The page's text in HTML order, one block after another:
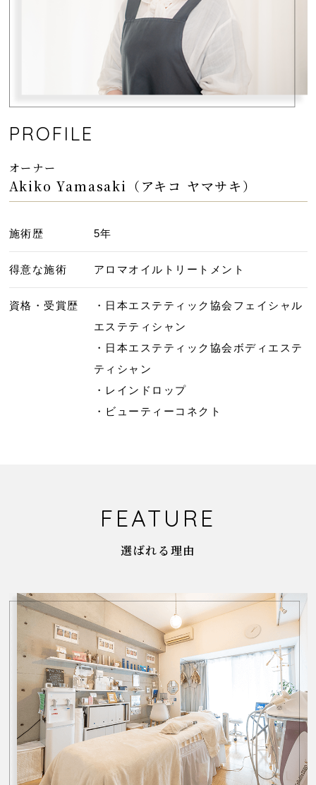
PROFILE
オーナー
Akiko Yamasaki（アキコ ヤマサキ）
施術歴 5年
得意な施術 アロマオイルトリートメント
資格・受賞歴
・日本エステティック協会フェイシャル
エステティシャン
・日本エステティック協会ボディエステ
ティシャン
・レインドロップ
・ビューティーコネクト
FEATURE
選ばれる理由